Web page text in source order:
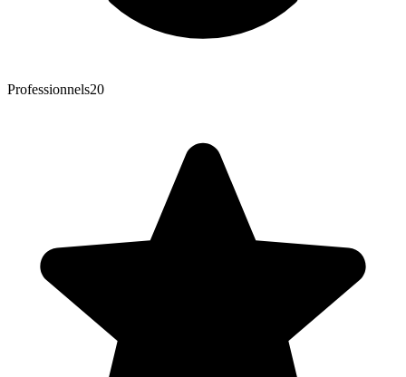
Professionnels20